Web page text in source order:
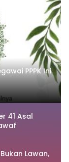
PPPK Ini
41 Asal
Lawan,